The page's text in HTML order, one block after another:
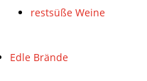
restsüße Weine
Edle Brände